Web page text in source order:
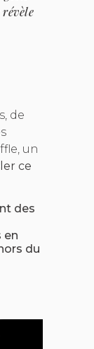
de
un
ce
des
en
du